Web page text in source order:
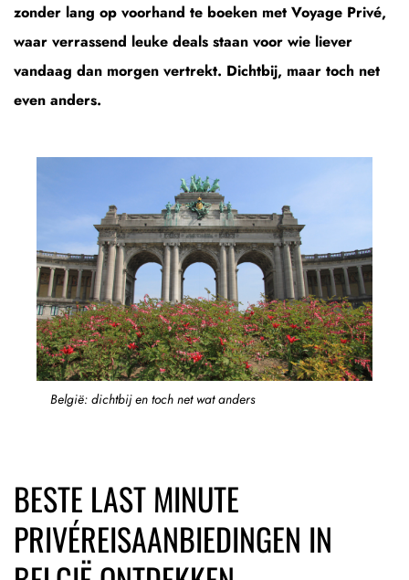
zonder lang op voorhand te boeken met Voyage Privé,
waar verrassend leuke deals staan voor wie liever
vandaag dan morgen vertrekt. Dichtbij, maar toch net
even anders.
België: dichtbij en toch net wat anders
BESTE LAST MINUTE
PRIVÉREISAANBIEDINGEN IN